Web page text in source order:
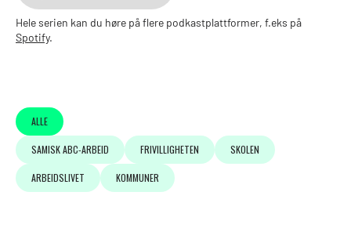
Hele serien kan du høre på flere podkastplattformer, f.eks på
Spotify.
ALLE
SAMISK ABC-ARBEID FRIVILLIGHETEN SKOLEN
ARBEIDSLIVET KOMMUNER